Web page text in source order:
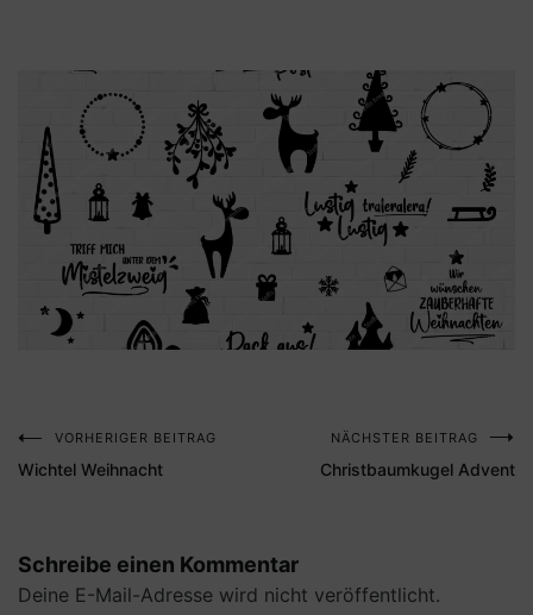
Beitragsnavigation
VORHERIGER BEITRAG
Wichtel Weihnacht
NÄCHSTER BEITRAG
Christbaumkugel Advent
Schreibe einen Kommentar
Deine E-Mail-Adresse wird nicht veröffentlicht.